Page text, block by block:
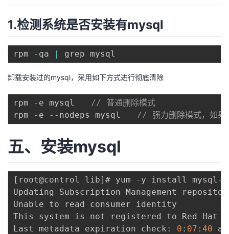
1.检测系统是否安装有mysql
rpm - qa |
卸载安装过的mysql，采用如下方式进行彻底清除
rpm - e mysql // 普通删除模式
rpm
- e -- nodeps mysql // 强力删除模式，如果
五、安装mysql
[ root@control lib] # yum - y install mysql -
Updating Subscription Management
Unable to read consumer identity
This system is not registered to Red Hat
Last metadata expiration check : 0 : 07 : 40